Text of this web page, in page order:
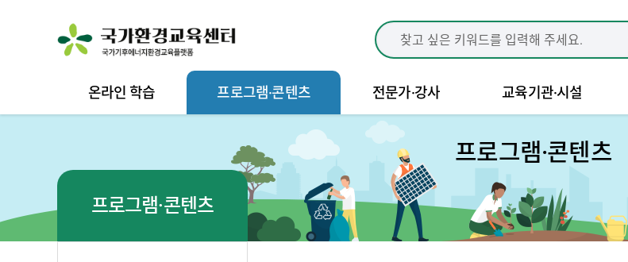
온라인 학습 프로그램·콘텐츠 전문가·강사 교육기관·시설
프로그램·콘텐츠
프로그램·콘텐츠